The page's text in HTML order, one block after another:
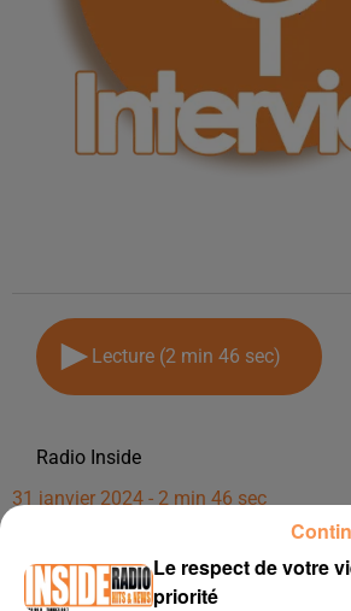
Lecture (2 min 46 sec)
Radio Inside
31 janvier 2024 - 2 min 46 sec
INTERVIEW DE NATHAN MANNEVY "
2024" SUR RADIO INSIDELe respect de votre
priorité